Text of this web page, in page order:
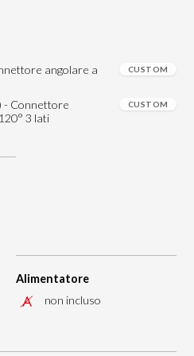
angolare a
CUSTOM
- Connettore
3 lati
CUSTOM
Alimentatore
non incluso